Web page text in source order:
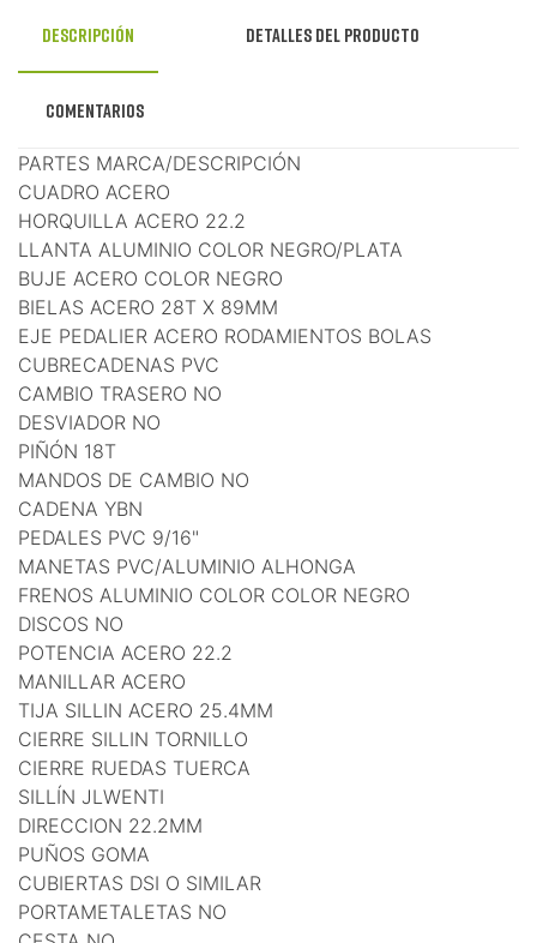
Descripción Detalles del producto
Comentarios
PARTES MARCA/DESCRIPCIÓN
CUADRO ACERO
HORQUILLA ACERO 22.2
LLANTA ALUMINIO COLOR NEGRO/PLATA
BUJE ACERO COLOR NEGRO
BIELAS ACERO 28T X 89MM
EJE PEDALIER ACERO RODAMIENTOS BOLAS
CUBRECADENAS PVC
CAMBIO TRASERO NO
DESVIADOR NO
PIÑÓN 18T
MANDOS DE CAMBIO NO
CADENA YBN
PEDALES PVC 9/16"
MANETAS PVC/ALUMINIO ALHONGA
FRENOS ALUMINIO COLOR COLOR NEGRO
DISCOS NO
POTENCIA ACERO 22.2
MANILLAR ACERO
TIJA SILLIN ACERO 25.4MM
CIERRE SILLIN TORNILLO
CIERRE RUEDAS TUERCA
SILLÍN JLWENTI
DIRECCION 22.2MM
PUÑOS GOMA
CUBIERTAS DSI O SIMILAR
PORTAMETALETAS NO